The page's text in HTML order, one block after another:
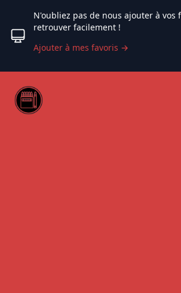
N'oubliez pas de nous ajouter à vos
retrouver facilement !
Ajouter à mes favoris →
Web coloriage